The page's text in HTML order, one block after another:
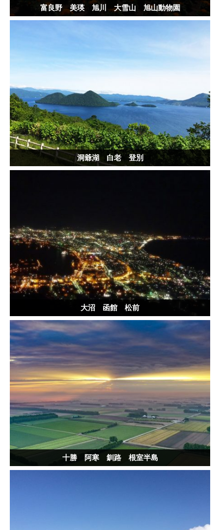
富良野 美瑛 旭川 大雪山 旭山動物園
洞爺湖 白老 登別
大沼 函館 松前
十勝 阿寒 釧路 根室半島